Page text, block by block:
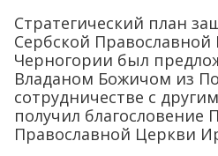
Стратегический план
Сербской Православной
Черногории был
Владаном Божичом из
сотрудничестве с
получил благословение
Православной Церкви